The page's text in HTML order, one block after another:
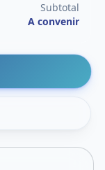
Subtotal
A convenir